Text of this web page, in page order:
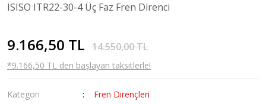
ISISO ITR22-30-4 Üç Faz Fren Direnci
9.166,50 TL 14.550,00 TL
*9.166,50 TL den başlayan taksitlerle!
Kategori
Fren Dirençleri